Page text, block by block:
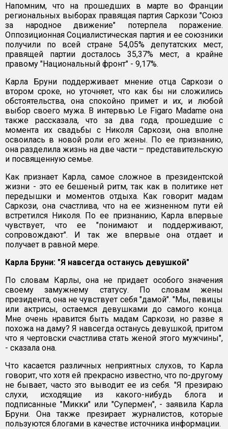
Напомним, что на прошедших в марте во Франции
региональных выборах правящая партия Саркози "Союз
за народное движение" потерпела поражение.
Оппозиционная Социалистическая партия и ее союзники
получили по всей стране 54,05% депутатских мест,
правящей партии досталось 35,37% мест, а крайне
правому "Национальный фронт" - 9,17%.
Карла Бруни поддерживает мнение отца Саркози о
втором сроке, но уточняет, что как бы ни сложились
обстоятельства, она спокойно примет и их, и любой
выбор своего мужа. В интервью Le Figaro Madame она
также рассказала, что за два года, прошедшие с
момента их свадьбы с Николя Саркози, она вполне
освоилась в новой роли его жены. По ее признанию,
она разделила жизнь на две части – представительскую
и посвященную семье.
Как признает Карла, самое сложное в президентской
жизни - это ее бешеный ритм, так как в политике нет
передышки и моментов отдыха. Как говорит мадам
Саркози, она счастлива, что на ее жизненном пути ей
встретился Николя. По ее признанию, Карла впервые
чувствует, что ее "понимают и поддерживают,
сопровождают". И так же впервые она отдает и
получает в равной мере.
Карла Бруни: "Я навсегда останусь девушкой"
По словам Карлы, она не придает особого значения
своему замужнему статусу. По словам жены
президента, она не чувствует себя "дамой". "Мы, певицы
или актрисы, остаемся девушками до самого конца.
Мне очень нравится быть мадам Саркози, но разве я
похожа на даму? Я навсегда останусь девушкой, притом
что я чертовски счастлива стать женой этого мужчины",
- сказала она.
Что касается различных неприятных слухов, то Карла
говорит, что хотя ей прекрасно известно, что по-другому
не бывает, часто это выводит ее из себя. "Я презираю
слухи, исходящие из какого-нибудь блога и
подписанные "Микки" или "Супермен", - заявила Карла
Бруни. Она также презирает журналистов, которые
пользуются блогами в качестве источника информации.